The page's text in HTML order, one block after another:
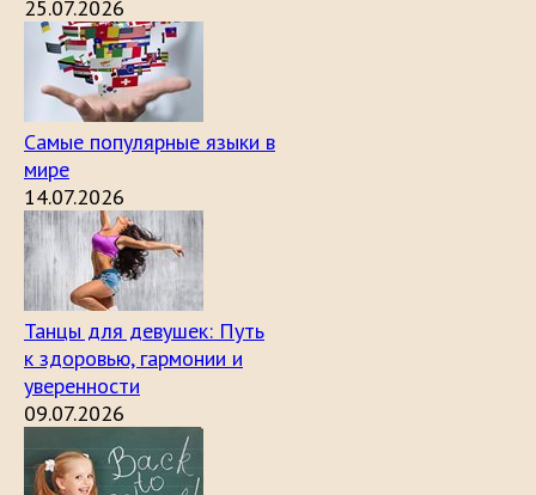
25.07.2026
Самые популярные языки в
мире
14.07.2026
Танцы для девушек: Путь
к здоровью, гармонии и
уверенности
09.07.2026